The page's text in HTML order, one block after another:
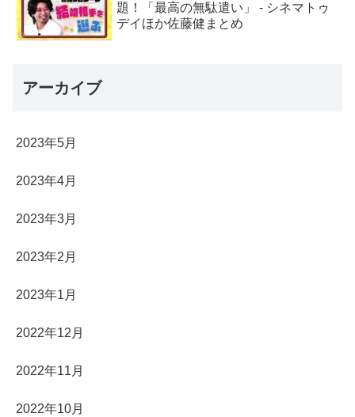
題！「最高の無駄遣い」 - シネマトゥ
デイほか佐藤健まとめ
アーカイブ
2023年5月
2023年4月
2023年3月
2023年2月
2023年1月
2022年12月
2022年11月
2022年10月